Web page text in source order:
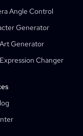
Angle Control
Generator
Generator
Changer